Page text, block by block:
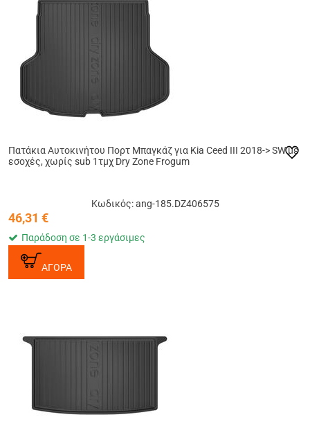
Πατάκια Αυτοκινήτου Πορτ Μπαγκάζ για Kia Ceed III 2018-> SW με
εσοχές, χωρίς sub 1τμχ Dry Zone Frogum
Κωδικός: ang-185.DZ406575
46,31 €
Παράδοση σε 1-3 εργάσιμες
ΑΓΟΡΑ